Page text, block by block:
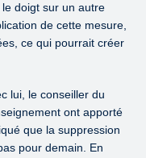
doigt sur un autre
de cette mesure,
ce qui pourrait créer
lui, le conseiller du
ont apporté
que la suppression
pour demain. En